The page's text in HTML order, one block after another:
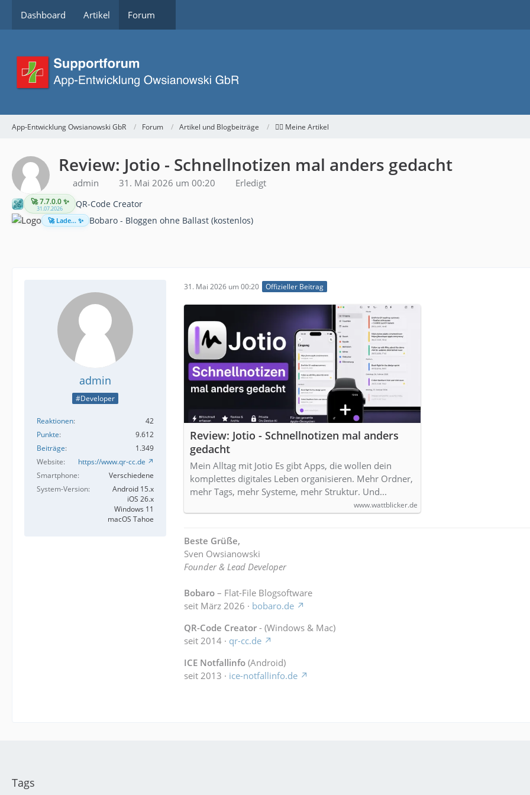
Dashboard Artikel Forum
App-Entwicklung Owsianowski GbR Forum Artikel und Blogbeiträge 👉🏻 Meine Artikel
Review: Jotio - Schnellnotizen mal anders gedacht
admin 31. Mai 2026 um 00:20 Erledigt
🚀 7.7.0.0 ✨
31.07.2026 QR-Code Creator
🚀 Lade... ✨ Bobaro - Bloggen ohne Ballast (kostenlos)
admin
#Developer
Reaktionen
42
Punkte
9.612
Beiträge
1.349
Website
https://www.qr-cc.de
Smartphone
Verschiedene
System-Version
Android 15.x
iOS 26.x
Windows 11
macOS Tahoe
31. Mai 2026 um 00:20 Offizieller Beitrag
Review: Jotio - Schnellnotizen mal anders
gedacht
Mein Alltag mit Jotio Es gibt Apps, die wollen dein
komplettes digitales Leben organisieren. Mehr Ordner,
mehr Tags, mehr Systeme, mehr Struktur. Und...
www.wattblicker.de
Beste Grüße,
Sven Owsianowski
Founder & Lead Developer
Bobaro – Flat-File Blogsoftware
seit März 2026 · bobaro.de
QR-Code Creator - (Windows & Mac)
seit 2014 · qr-cc.de
ICE Notfallinfo (Android)
seit 2013 · ice-notfallinfo.de
Tags